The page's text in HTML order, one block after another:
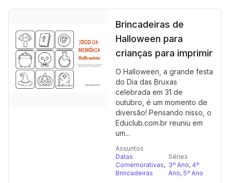
Brincadeiras de
Halloween para
crianças para imprimir
O Halloween, a grande festa
do Dia das Bruxas
celebrada em 31 de
outubro, é um momento de
diversão! Pensando nisso, o
Educlub.com.br reuniu em
um...
Assuntos
Datas
Comemorativas,
Brincadeiras
Séries
3º Ano, 4º
Ano, 5º Ano